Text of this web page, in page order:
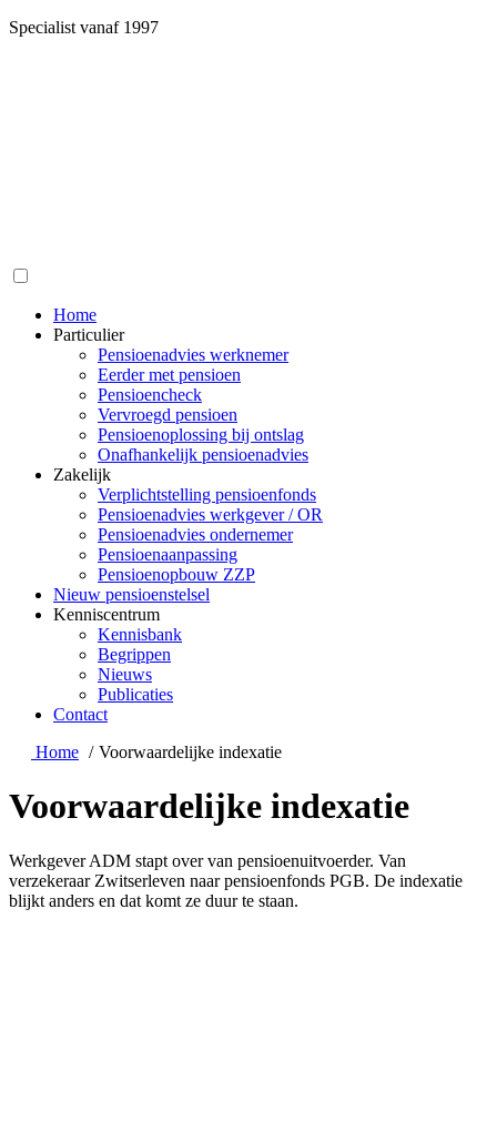
Specialist vanaf 1997
Home
Particulier
Pensioenadvies werknemer
Eerder met pensioen
Pensioencheck
Vervroegd pensioen
Pensioenoplossing bij ontslag
Onafhankelijk pensioenadvies
Zakelijk
Verplichtstelling pensioenfonds
Pensioenadvies werkgever / OR
Pensioenadvies ondernemer
Pensioenaanpassing
Pensioenopbouw ZZP
Nieuw pensioenstelsel
Kenniscentrum
Kennisbank
Begrippen
Nieuws
Publicaties
Contact
Home
Voorwaardelijke indexatie
Voorwaardelijke indexatie
Werkgever ADM stapt over van pensioenuitvoerder. Van
verzekeraar Zwitserleven naar pensioenfonds PGB. De indexatie
blijkt anders en dat komt ze duur te staan.